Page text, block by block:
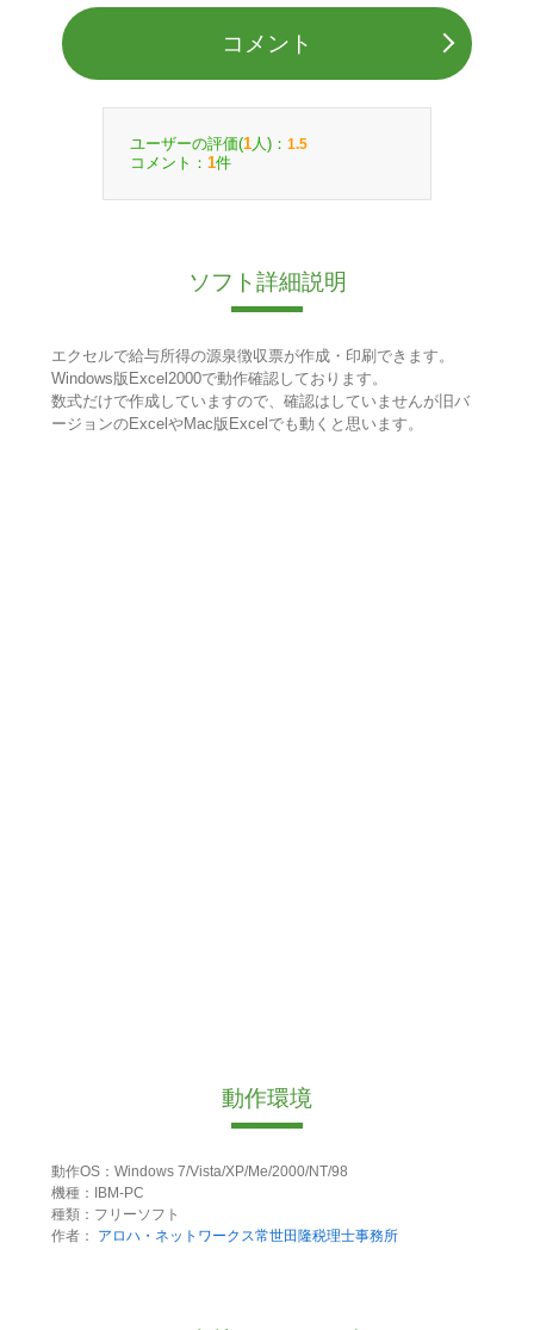
コメント
ユーザーの評価(1 人)： 1.5
コメント： 1件
ソフト詳細説明
エクセルで給与所得の源泉徴収票が作成・印刷できます。
Windows版Excel2000で動作確認しております。
数式だけで作成していますので、確認はしていませんが旧バ
ージョンのExcelやMac版Excelでも動くと思います。
動作環境
動作OS：Windows 7/Vista/XP/Me/2000/NT/98
機種：IBM-PC
種類：フリーソフト
作者：
アロハ・ネットワークス常世田隆税理士事務所